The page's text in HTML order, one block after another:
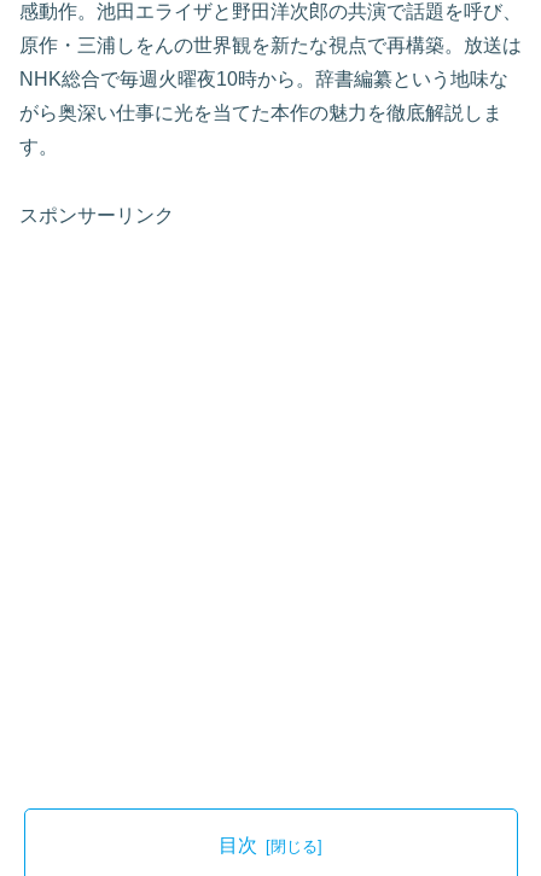
感動作。池田エライザと野田洋次郎の共演で話題を呼び、
原作・三浦しをんの世界観を新たな視点で再構築。放送は
NHK総合で毎週火曜夜10時から。辞書編纂という地味な
がら奥深い仕事に光を当てた本作の魅力を徹底解説しま
す。
スポンサーリンク
目次